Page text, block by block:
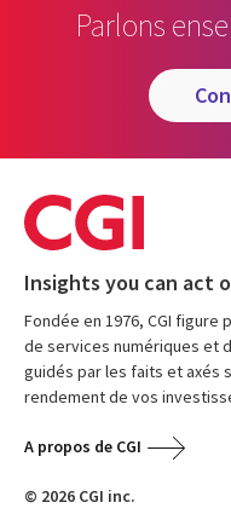
Parlons
Insights you can act
Fondée en 1976, CGI
de services numériques et
guidés par les faits et axés
rendement de vos
A propos de CGI
© 2026 CGI inc.